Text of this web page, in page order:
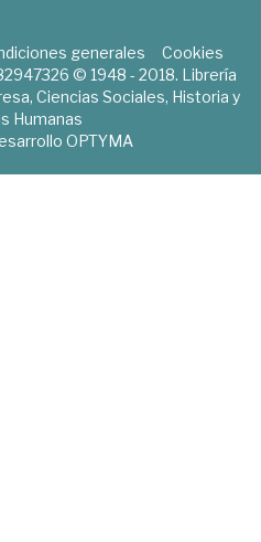
generales
Cookies
© 1948 - 2018. Librería
Ciencias Sociales, Historia y
Humanas
OPTYMA